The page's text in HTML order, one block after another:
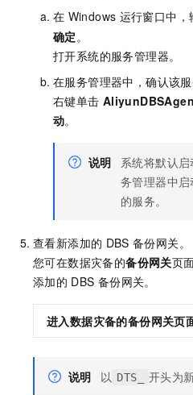
在 Windows 运行窗口中，
确定。
打开系统的服务管理器。
在服务管理器中，确认该
右键单击
动。
说明
系统将默认
务管理器中
的服务。
查看新添加的 DBS 备份网关。
您可在数据灾备的备份网关页
添加的 DBS 备份网关。
进入数据灾备的备份网关页
说明 以 DTS_ 开头为